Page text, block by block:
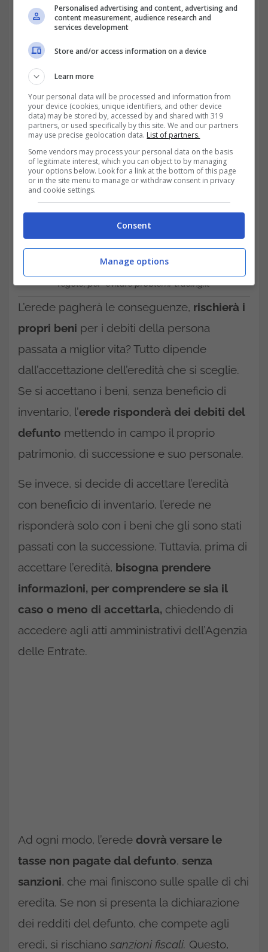
alcuneviolazioni fiscali. Per esse intendiamo
omessa dichiarazione dei redditi, parziale
versamento imposte e altro ancora.
regole, per evitare problemi-trading.it
L’erede pagherà le conseguenze, rischierà i
propri beni per i debiti della persona
passata a miglior vita? Tutto dipende
dall’accettazione dell’eredità che si sceglie.
Se si accettano i beni, senza beneficio di
inventario, l’erede risponderà dei debiti del
defunto mettendo in campo il proprio
patrimonio, di successione e suo personale.
Se invece, si decide di accettare l’eredità
con beneficio di inventario, l’erede ne
risponderà solo con i beni che gli sono stati
passati con la successione. Tuttavia, prima di
accettare l’eredità, bisogna prendere
informazioni, per comprendere se sia il
caso o meno di accettarla, chiedendo di
accedere agli atti amministrativi dell’Agenzia
delle Entrate.
Ad ogni modo, l’erede dovrà versare le
tasse non pagate dal defunto, senza
sanzioni, che mai finiscono sulle spalle di chi
eredita. Se non si presenta la dichiarazione
dei redditi del defunto, che compete agli
eredi, si rischiano sanzioni fiscali. Questo,
Personalised advertising and content, advertising and
content measurement, audience research and
services development
Store and/or access information on a device
Learn more
Your personal data will be processed and information from
your device (cookies, unique identifiers, and other device
data) may be stored by, accessed by and shared with 319
partners, or used specifically by this site. We and our partners
may use precise geolocation data. List of partners.
Some vendors may process your personal data on the basis
of legitimate interest, which you can object to by managing
your options below. Look for a link at the bottom of this page
or in the site menu to manage or withdraw consent in privacy
and cookie settings.
Consent
Manage options